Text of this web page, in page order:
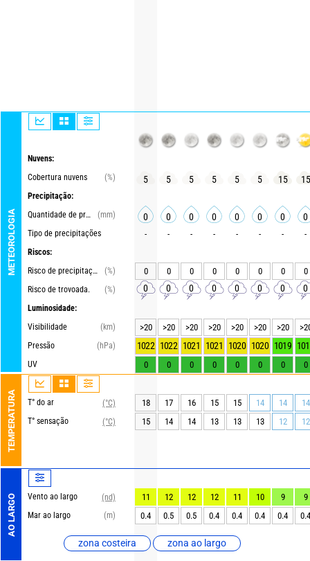
METEOROLOGIA
Nuvens:
Cobertura nuvens
(%)
Precipitação:
Quantidade de precipitações
(mm)
Tipo de precipitações
Riscos:
Risco de precipitações
(%)
Risco de trovoada.
(%)
Luminosidade:
Visibilidade
(km)
Pressão
(hPa)
UV
TEMPERATURA T° do ar
(°C)
T° sensação
(°C)
AO LARGO Vento ao largo
(nd)
Mar ao largo
(m)
zona costeira zona ao largo
5 5 5 5 5 5 15 15
0 0 0 0 0 0 0 0
- - - - - - - -
0 0 0 0 0 0 0 0
0 0 0 0 0 0 0 0
>20 >20 >20 >20 >20 >20 >20
1022 1022 1021 1021 1020 1020 1019
0 0 0 0 0 0 0 0
18 17 16 15 15 14 14
14
15
14 14 13 13 13 12 12
11 12 12 12 11 10 9
9
0.4
0.5 0.5 0.4 0.4 0.4 0.4 0.4